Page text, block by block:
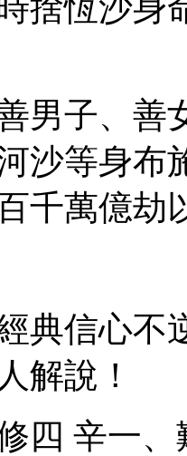
捨恆沙身
男子、善
沙等身布
千萬億劫
典信心不
解說！
四 辛一、